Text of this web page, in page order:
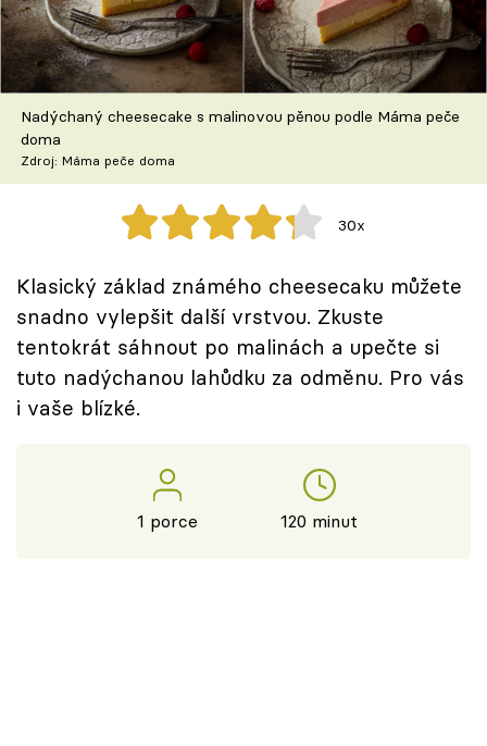
Škola vaření
Recepty z TV
Speciál: Cuketa
Těhotnej kuchař
Sledujte prima+
Přihlášení
Sledujte nás
Nadýchaný cheesecake s malinovou pěnou podle Máma peče
doma
Zdroj: Máma peče doma
30x
Klasický základ známého cheesecaku můžete
snadno vylepšit další vrstvou. Zkuste
tentokrát sáhnout po malinách a upečte si
tuto nadýchanou lahůdku za odměnu. Pro vás
i vaše blízké.
1 porce 120 minut